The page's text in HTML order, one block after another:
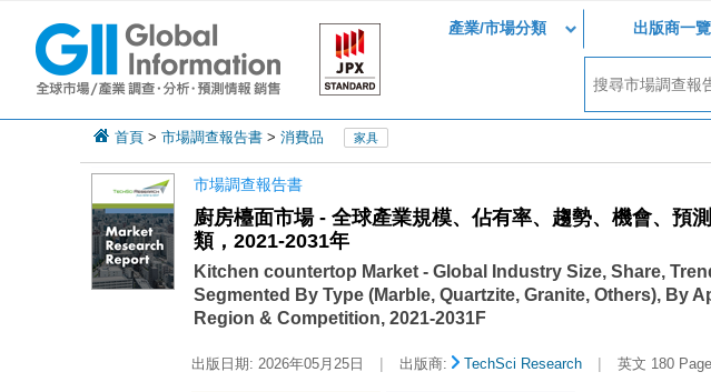
產業/市場分類 出版商一覽
首頁 > 市場調查報告書 > 消費品 家具
市場調查報告書
廚房檯面市場 - 全球產業規模、佔有率、趨勢、機會、預
類，2021-2031年
Kitchen countertop Market - Global Industry Size, Share,
Segmented By Type (Marble, Quartzite, Granite, Others), By
Region & Competition, 2021-2031F
出版日期: 2026年05月25日 | 出版商: TechSci Research | 英文 180